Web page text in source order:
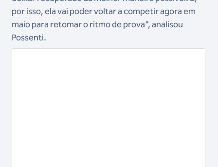
por isso, ela vai poder voltar a competir agora em
maio para retomar o ritmo de prova”, analisou
Possenti.